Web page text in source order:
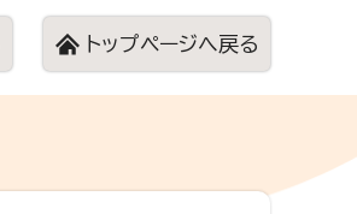
トップページへ戻る